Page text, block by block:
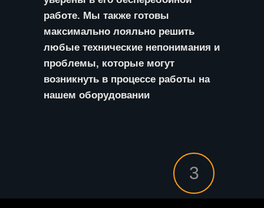
работе. Мы также готовы
максимально лояльно решить
любые технические непонимания и
проблемы, которые могут
возникнуть в процессе работы на
нашем оборудовании
3